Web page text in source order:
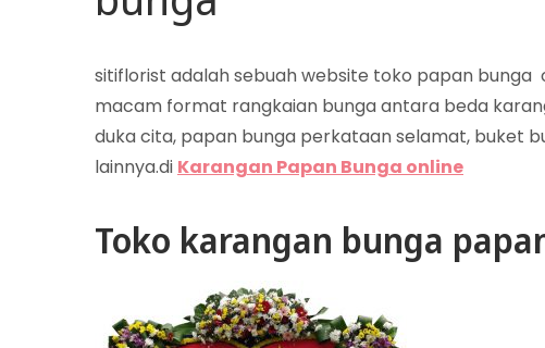
sitiflorist adalah sebuah website toko papan bunga
macam format rangkaian bunga antara beda
duka cita, papan bunga perkataan selamat, buket
lainnya.di Karangan Papan Bunga online
Toko karangan bunga